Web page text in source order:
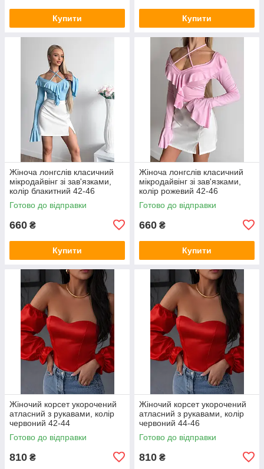
Купити Купити
Жіноча лонгслів класичний
мікродайвінг зі зав'язками,
колір блакитний 42-46
Готово до відправки
660 ₴
Купити
Жіноча лонгслів класичний
мікродайвінг зі зав'язками,
колір рожевий 42-46
Готово до відправки
660 ₴
Купити
Жіночий корсет укорочений
атласний з рукавами, колір
червоний 42-44
Готово до відправки
810 ₴
Жіночий корсет укорочений
атласний з рукавами, колір
червоний 44-46
Готово до відправки
810 ₴